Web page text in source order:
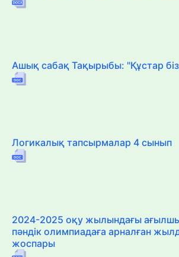
Ашық сабақ Тақырыбы: "Құстар
Логикалық тапсырмалар 4 сынып
2024-2025 оқу жылындағы ағылшын
пәндік олимпиадаға арналған
жоспары